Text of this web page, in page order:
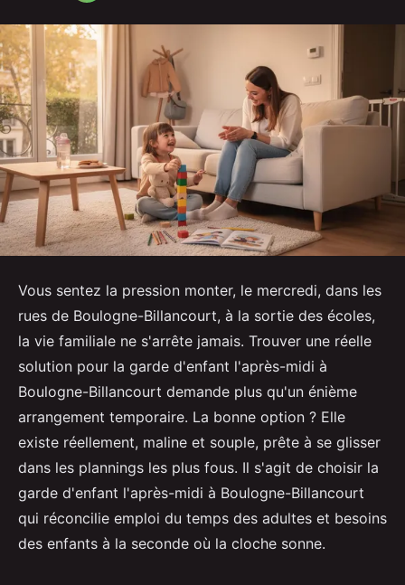
Vous sentez la pression monter, le mercredi, dans les
rues de Boulogne-Billancourt, à la sortie des écoles,
la vie familiale ne s'arrête jamais. Trouver une réelle
solution pour la garde d'enfant l'après-midi à
Boulogne-Billancourt demande plus qu'un énième
arrangement temporaire. La bonne option ? Elle
existe réellement, maline et souple, prête à se glisser
dans les plannings les plus fous. Il s'agit de choisir la
garde d'enfant l'après-midi à Boulogne-Billancourt
qui réconcilie emploi du temps des adultes et besoins
des enfants à la seconde où la cloche sonne.